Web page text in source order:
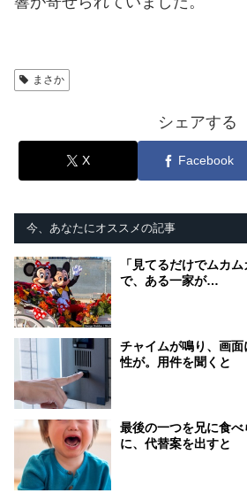
まさか
シェアする
X Facebook
今、あなたにオススメの記事
「見てるだけでムカ
で、ある一家が…
チャイムが鳴り、画
性が。用件を聞くと
最後の一つを兄に食
に、代替案を出すと